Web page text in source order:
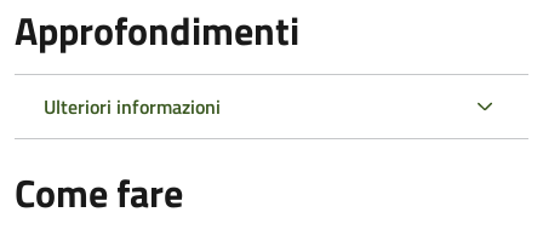
Approfondimenti
Ulteriori informazioni
Come fare